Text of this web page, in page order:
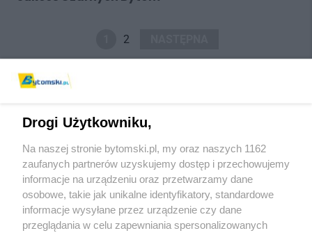
2
Wydawca mediów lokalnych
Drogi Użytkowniku,
Na naszej stronie bytomski.pl, my oraz naszych 1162
zaufanych partnerów uzyskujemy dostęp i przechowujemy
informacje na urządzeniu oraz przetwarzamy dane
osobowe, takie jak unikalne identyfikatory, standardowe
informacje wysyłane przez urządzenie czy dane
przeglądania w celu zapewniania spersonalizowanych